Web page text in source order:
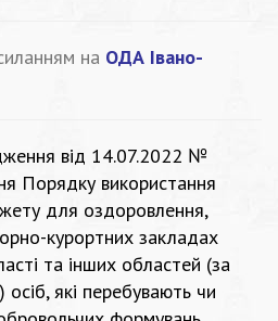
на ОДА Івано-
від 14.07.2022 №
Порядку використання
для оздоровлення,
курортних закладах
та інших областей (за
осіб, які перебувають чи